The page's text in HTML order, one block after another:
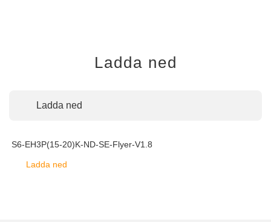
Ladda ned
Ladda ned
S6-EH3P(15-20)K-ND-SE-Flyer-V1.8
Ladda ned